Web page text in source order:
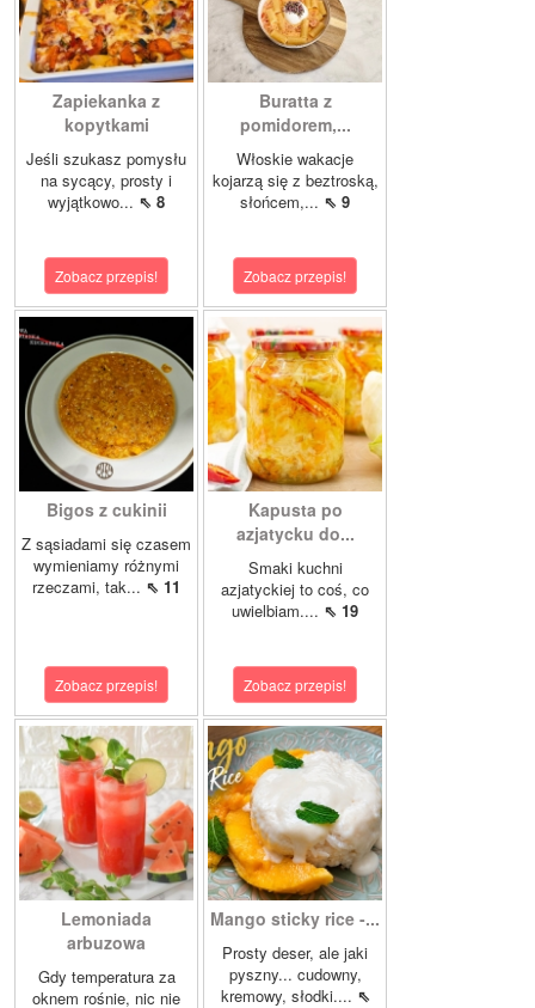
Zapiekanka z
kopytkami
Jeśli szukasz pomysłu
na sycący, prosty i
wyjątkowo... ⇖ 8
Zobacz przepis!
Buratta z
pomidorem,...
Włoskie wakacje
kojarzą się z beztroską,
słońcem,... ⇖ 9
Zobacz przepis!
Bigos z cukinii
Z sąsiadami się czasem
wymieniamy różnymi
rzeczami, tak... ⇖ 11
Zobacz przepis!
Kapusta po
azjatycku do...
Smaki kuchni
azjatyckiej to coś, co
uwielbiam.... ⇖ 19
Zobacz przepis!
Lemoniada
arbuzowa
Gdy temperatura za
oknem rośnie, nic nie
Mango sticky rice -...
Prosty deser, ale jaki
pyszny... cudowny,
kremowy, słodki.... ⇖